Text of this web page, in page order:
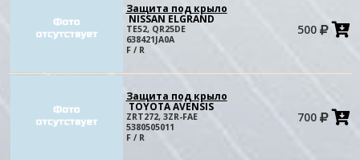
Защита под крыло
NISSAN ELGRAND
TE52, QR25DE
638421JA0A
F / R
500
Защита под крыло
TOYOTA AVENSIS
ZRT272, 3ZR-FAE
5380505011
F / R
700